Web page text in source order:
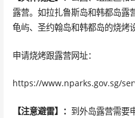
露营。如拉扎鲁斯岛和韩都岛露
龟屿、圣约翰岛和韩都岛的烧烤
申请烧烤跟露营网址：
https://www.nparks.gov.sg/
【注意避雷】： 到外岛露营需要